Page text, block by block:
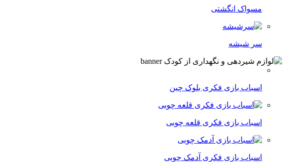
مسواک انگشتی
سر شیشه
اسباب بازی فکری بلوک چین
اسباب بازی فکری قلعه چوبی
اسباب بازی فکری آدمک چوبی